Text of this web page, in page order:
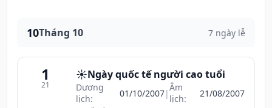
10Tháng 10 7 ngày lễ
1
21
☀️Ngày quốc tế người cao tuổi
Dương
lịch:
01/10/2007|Âm
lịch:
21/08/2007